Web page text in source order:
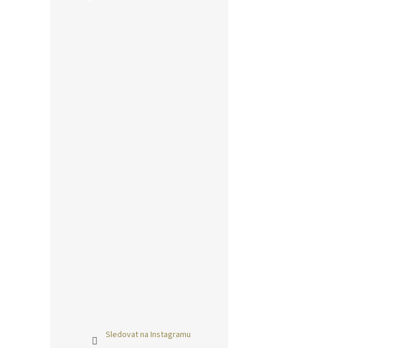
Sledovat na Instagramu